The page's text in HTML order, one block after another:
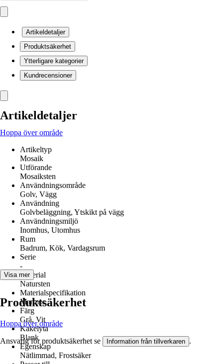
Artikeldetaljer
Produktsäkerhet
Ytterligare kategorier
Kundrecensioner
Artikeldetaljer
Hoppa över område
Artikeltyp
Mosaik
Utförande
Mosaiksten
Användningsområde
Golv, Vägg
Användning
Golvbeläggning, Ytskikt på vägg
Användningsmiljö
Inomhus, Utomhus
Rum
Badrum, Kök, Vardagsrum
Serie
-
Material
Natursten
Materialspecifikation
Marmor
Färg
Grå, Vit
Kakelyta
Blank
Egenskap
Nätlimmad, Frostsäker
Visa mer
Produktsäkerhet
Hoppa över område
Ansvarig för produktsäkerhet se Information från tillverkaren .